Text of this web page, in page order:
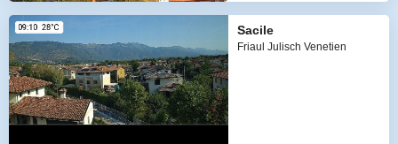
Sacile
Friaul Julisch Venetien